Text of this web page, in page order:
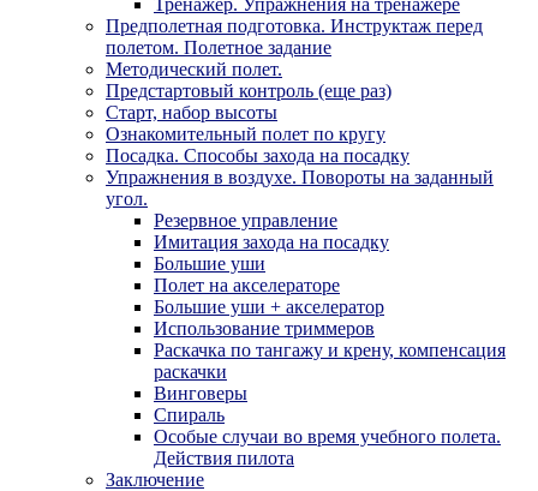
Предполетная подготовка. Инструктаж перед
полетом. Полетное задание
Методический полет.
Предстартовый контроль (еще раз)
Старт, набор высоты
Ознакомительный полет по кругу
Посадка. Способы захода на посадку
Упражнения в воздухе. Повороты на заданный
угол.
Резервное управление
Имитация захода на посадку
Большие уши
Полет на акселераторе
Большие уши + акселератор
Использование триммеров
Раскачка по тангажу и крену, компенсация
раскачки
Винговеры
Спираль
Особые случаи во время учебного полета.
Действия пилота
Заключение